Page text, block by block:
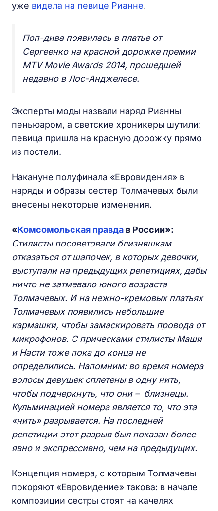
уже видела на певице Рианне.
Поп-дива появилась в платье от
Сергеенко на красной дорожке премии
MTV Movie Awards 2014, прошедшей
недавно в Лос-Анджелесе.
Эксперты моды назвали наряд Рианны
пеньюаром, а светские хроникеры шутили:
певица пришла на красную дорожку прямо
из постели.
Накануне полуфинала «Евровидения» в
наряды и образы сестер Толмачевых были
внесены некоторые изменения.
«Комсомольская правда в России»:
Стилисты посоветовали близняшкам
отказаться от шапочек, в которых девочки,
выступали на предыдущих репетициях, дабы
ничто не затмевало юного возраста
Толмачевых. И на нежно-кремовых платьях
Толмачевых появились небольшие
кармашки, чтобы замаскировать провода от
микрофонов. С прическами стилисты Маши
и Насти тоже пока до конца не
определились. Напомним: во время номера
волосы девушек сплетены в одну нить,
чтобы подчеркнуть, что они – близнецы.
Кульминацией номера является то, что эта
«нить» разрывается. На последней
репетиции этот разрыв был показан более
явно и экспрессивно, чем на предыдущих.
Концепция номера, с которым Толмачевы
покоряют «Евровидение» такова: в начале
композиции сестры стоят на качелях